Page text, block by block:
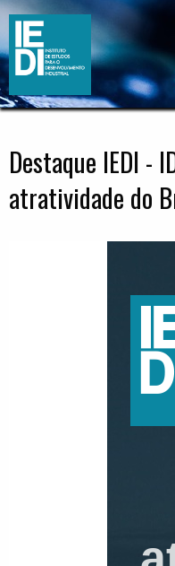
Destaque IEDI -
atratividade do